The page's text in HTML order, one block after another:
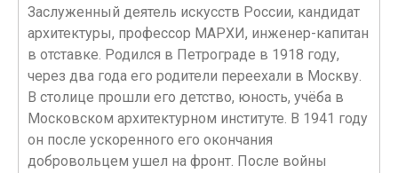
Заслуженный деятель искусств России, кандидат
архитектуры, профессор МАРХИ, инженер-капитан
в отставке. Родился в Петрограде в 1918 году,
через два года его родители переехали в Москву.
В столице прошли его детство, юность, учёба в
Московском архитектурном институте. В 1941 году
он после ускоренного его окончания
добровольцем ушeл на фронт. После войны